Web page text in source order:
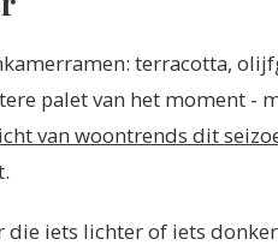
terracotta,
palet van het moment -
van woontrends dit
die iets lichter of iets